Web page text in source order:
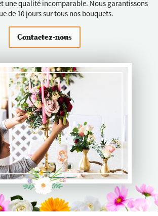
une qualité incomparable. Nous garantissons
de 10 jours sur tous nos bouquets.
Contactez-nous